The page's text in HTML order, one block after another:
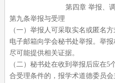
第四章 举报、
第九条举报与受理
（一）举报人可采取实名或匿名
电子邮箱向学会秘书处举报。举
尽可能提供相关证据。
（二）秘书处在收到举报后应在5
合受理条件的，报学术道德委员